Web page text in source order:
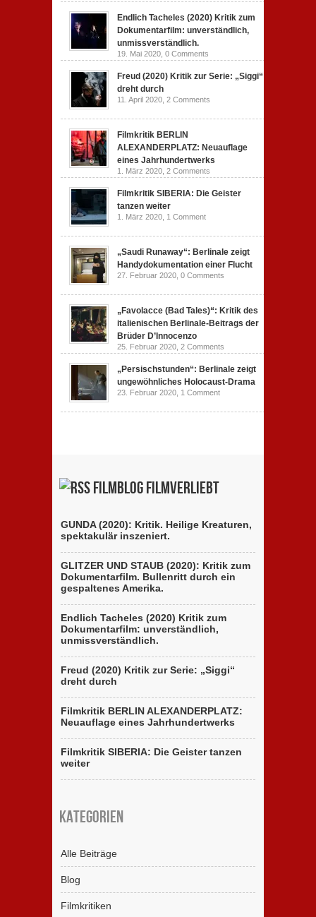
Endlich Tacheles (2020) Kritik zum
Dokumentarfilm: unverständlich,
unmissverständlich.
19. Mai 2020, 0 Comments
Freud (2020) Kritik zur Serie: „Siggi“
dreht durch
11. April 2020, 2 Comments
Filmkritik BERLIN
ALEXANDERPLATZ: Neuauflage
eines Jahrhundertwerks
1. März 2020, 2 Comments
Filmkritik SIBERIA: Die Geister
tanzen weiter
1. März 2020, 1 Comment
„Saudi Runaway“: Berlinale zeigt
Handydokumentation einer Flucht
27. Februar 2020, 0 Comments
„Favolacce (Bad Tales)“: Kritik des
italienischen Berlinale-Beitrags der
Brüder D’Innocenzo
25. Februar 2020, 2 Comments
„Persischstunden“: Berlinale zeigt
ungewöhnliches Holocaust-Drama
23. Februar 2020, 1 Comment
Filmblog filmverliebt
GUNDA (2020): Kritik. Heilige Kreaturen,
spektakulär inszeniert.
GLITZER UND STAUB (2020): Kritik zum
Dokumentarfilm. Bullenritt durch ein
gespaltenes Amerika.
Endlich Tacheles (2020) Kritik zum
Dokumentarfilm: unverständlich,
unmissverständlich.
Freud (2020) Kritik zur Serie: „Siggi“
dreht durch
Filmkritik BERLIN ALEXANDERPLATZ:
Neuauflage eines Jahrhundertwerks
Filmkritik SIBERIA: Die Geister tanzen
weiter
Kategorien
Alle Beiträge
Blog
Filmkritiken